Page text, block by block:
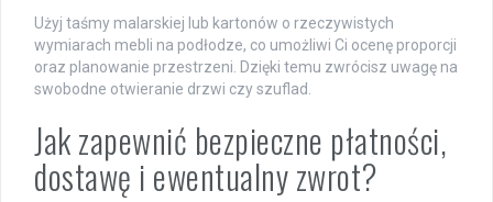
Użyj taśmy malarskiej lub kartonów o rzeczywistych
wymiarach mebli na podłodze, co umożliwi Ci ocenę proporcji
oraz planowanie przestrzeni. Dzięki temu zwrócisz uwagę na
swobodne otwieranie drzwi czy szuflad.
Jak zapewnić bezpieczne płatności,
dostawę i ewentualny zwrot?